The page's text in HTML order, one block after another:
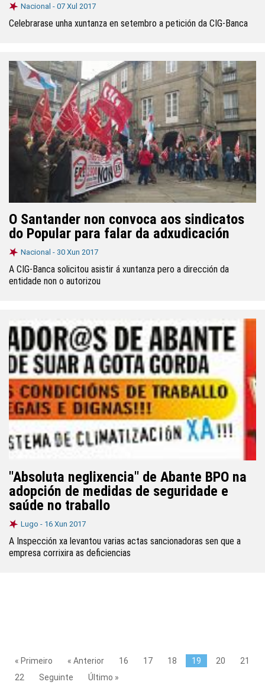
Nacional - 07 Xul 2017
Celebrarase unha xuntanza en setembro a petición da CIG-Banca
O Santander non convoca aos sindicatos
do Popular para falar da adxudicación
Nacional - 30 Xun 2017
A CIG-Banca solicitou asistir á xuntanza pero a dirección da
entidade non o autorizou
"Absoluta neglixencia" de Abante BPO na
adopción de medidas de seguridade e
saúde no traballo
Lugo - 16 Xun 2017
A Inspección xa levantou varias actas sancionadoras sen que a
empresa corrixira as deficiencias
« Primeiro « Anterior 16 17 18 19 20
21
22
Seguinte Último »